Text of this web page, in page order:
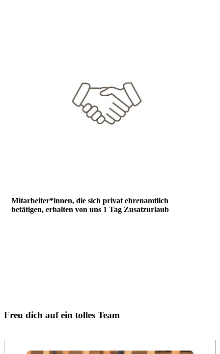
Mitarbeiter*innen, die sich privat ehrenamtlich
betätigen, erhalten von uns 1 Tag Zusatzurlaub
Freu dich auf ein tolles Team